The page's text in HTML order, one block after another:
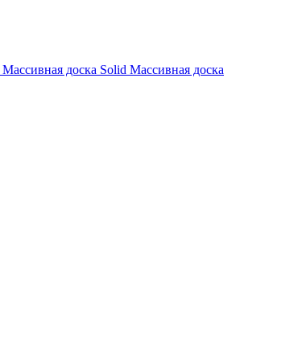
Массивная доска Solid Массивная доска